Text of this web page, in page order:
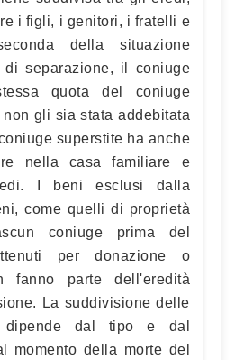
i figli, i genitori, i fratelli e
della situazione
separazione, il coniuge
quota del coniuge
gli sia stata addebitata
superstite ha anche
nella casa familiare e
I beni esclusi dalla
come quelli di proprietà
coniuge prima del
per donazione o
fanno parte dell'eredità
La suddivisione delle
dipende dal tipo e dal
momento della morte del